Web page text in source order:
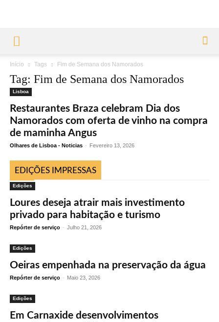
Início Tags Fim de Semana dos Namorados
Tag: Fim de Semana dos Namorados
Lisboa
Restaurantes Braza celebram Dia dos
Namorados com oferta de vinho na compra
de maminha Angus
Olhares de Lisboa - Noticias - Fevereiro 13, 2026
EDIÇÕES IMPRESSAS
Edições
Loures deseja atrair mais investimento
privado para habitação e turismo
Repórter de serviço - Julho 21, 2026
Edições
Oeiras empenhada na preservação da água
Repórter de serviço - Maio 23, 2026
Edições
Em Carnaxide desenvolvimentos